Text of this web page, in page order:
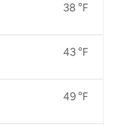
38 °F
43 °F
49 °F